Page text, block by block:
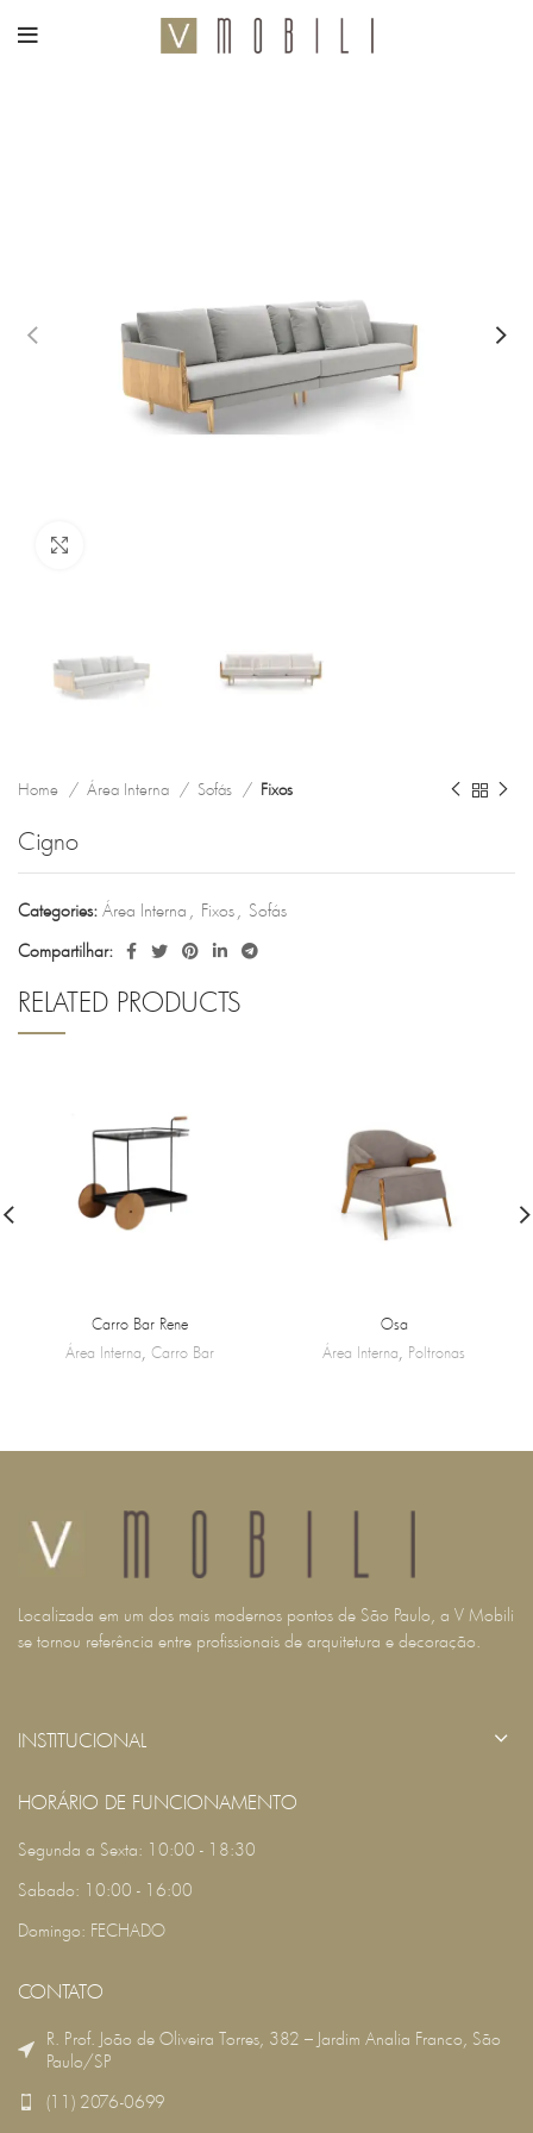
Home Área Interna Sofás Fixos
Cigno
Categories: Área Interna , Fixos , Sofás
Compartilhar:
RELATED PRODUCTS
Carro Bar Rene
Área Interna, Carro Bar
Osa
Área Interna, Poltronas
Localizada em um dos mais modernos pontos de São Paulo, a V Mobili
se tornou referência entre profissionais de arquitetura e decoração.
INSTITUCIONAL
HORÁRIO DE FUNCIONAMENTO
Segunda a Sexta: 10:00 - 18:30
Sabado: 10:00 - 16:00
Domingo: FECHADO
CONTATO
R. Prof. João de Oliveira Torres, 382 – Jardim Analia Franco, São
Paulo/SP
(11) 2076-0699